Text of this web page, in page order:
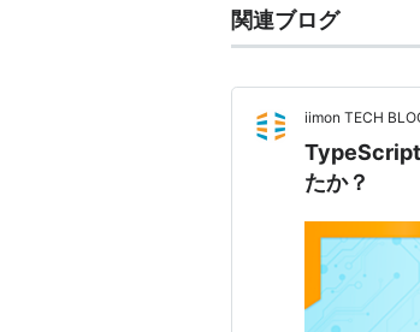
関連ブログ
iimon TECH
TypeScript
たか？